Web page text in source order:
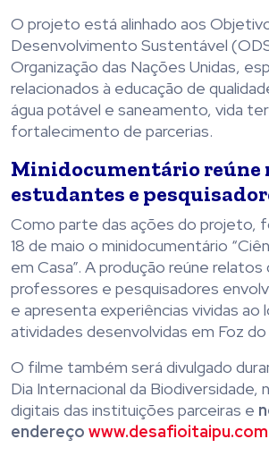
O projeto está alinhado aos
Desenvolvimento Sustentável
Organização das Nações Unidas,
relacionados à educação de
água potável e saneamento, vida
fortalecimento de parcerias.
Minidocumentário reúne
estudantes e
Como parte das ações do projeto,
18 de maio o minidocumentário
em Casa”. A produção reúne
professores e pesquisadores
e apresenta experiências vividas ao
atividades desenvolvidas em Foz
O filme também será divulgado
Dia Internacional da Biodiversidade,
digitais das instituições parceiras e
endereço www.desafioitaipu.com